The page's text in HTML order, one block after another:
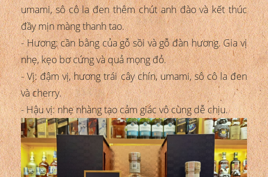
umami, sô cô la đen thêm chút anh đào và kết thúc
đầy mịn màng thanh tao.
- Hương: cần bằng của gỗ sồi và gỗ đàn hương. Gia vị
nhẹ, kẹo bơ cứng và quả mọng đỏ.
- Vị: đậm vị, hương trái cây chín, umami, sô cô la đen
và cherry.
- Hậu vị: nhẹ nhàng tạo cảm giác vô cùng dễ chịu.